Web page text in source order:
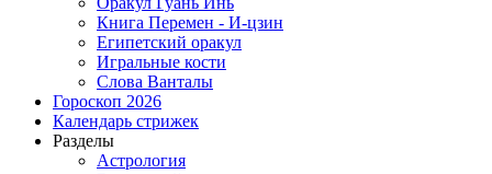
Книга Перемен - И-цзин
Египетский оракул
Игральные кости
Слова Ванталы
Гороскоп 2026
Календарь стрижек
Разделы
Астрология